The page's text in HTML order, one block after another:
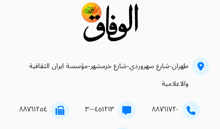
طهران-شارع سهروردي-شارع خرمشهر-مؤسسة ايران الثقافية
والاعلامية
۸۸۷٦۱۷۲۰ ۳۰۰۰٤٥۱۲۱۳ ۸۸۷٦۱۲٥٤